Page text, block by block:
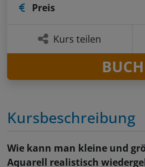
Kursbeschreibung
Wie kann man kleine und
Aquarell realistisch
Preis
Kurs teilen